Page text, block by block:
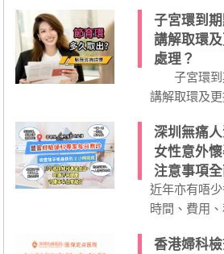
子宮環到
講解取環
處理？
子宮環到
講解取環及
深圳無痛
女性意外
注意事項
近年亦有唔
時間、費用
香港婦科